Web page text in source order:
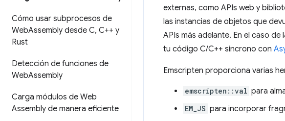
Cómo usar subprocesos de
WebAssembly desde C, C++ y
Rust
Detección de funciones de
WebAssembly
Carga módulos de Web
Assembly de manera eficiente
externas, como APIs web y
las instancias de objetos que
APIs más adelante. En el caso
tu código C/C++ síncrono con
Emscripten proporciona varias
emscripten::val para
EM_JS para incorporar